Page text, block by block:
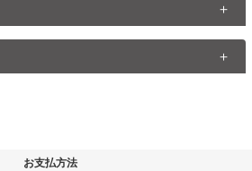
お支払方法